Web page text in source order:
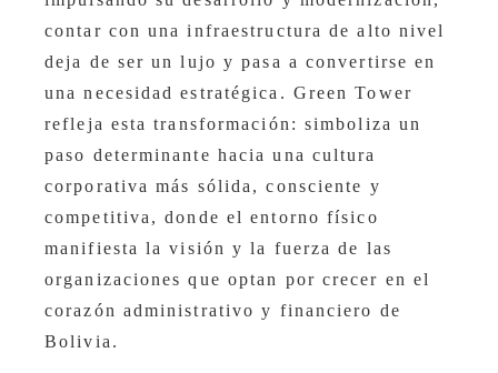
contar con una infraestructura de alto nivel
deja de ser un lujo y pasa a convertirse en
una necesidad estratégica. Green Tower
refleja esta transformación: simboliza un
paso determinante hacia una cultura
corporativa más sólida, consciente y
competitiva, donde el entorno físico
manifiesta la visión y la fuerza de las
organizaciones que optan por crecer en el
corazón administrativo y financiero de
Bolivia.